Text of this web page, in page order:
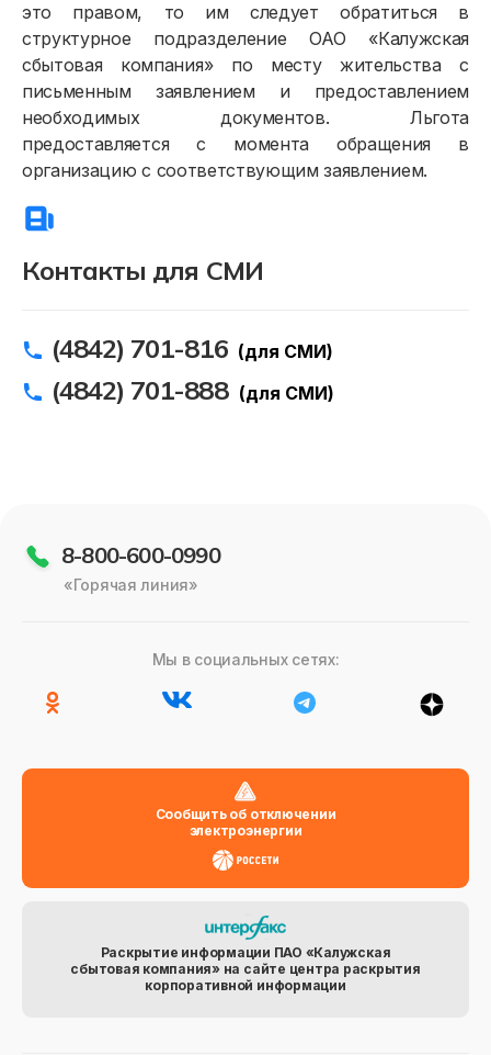
Контакты для СМИ
(4842) 701-816 (для СМИ)
(4842) 701-888 (для СМИ)
это правом, то им следует обратиться в
структурное подразделение ОАО «Калужская
сбытовая компания» по месту жительства с
письменным заявлением и предоставлением
необходимых документов. Льгота
предоставляется с момента обращения в
организацию c соответствующим заявлением.
8-800-600-0990
«Горячая линия»
Мы в социальных сетях:
Сообщить об отключении
электроэнергии
Раскрытие информации ПАО «Калужская
сбытовая компания» на сайте центра раскрытия
корпоративной информации
Полезное